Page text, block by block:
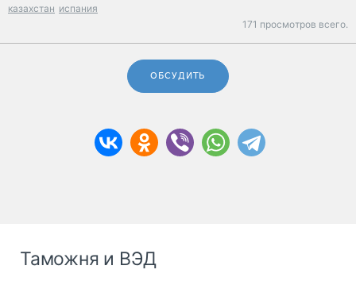
казахстан испания
171 просмотров всего.
ОБСУДИТЬ
Таможня и ВЭД